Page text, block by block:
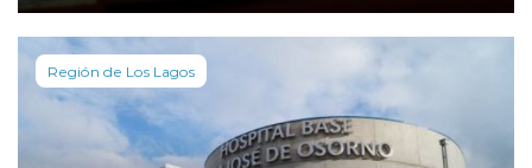
Región de Los Lagos